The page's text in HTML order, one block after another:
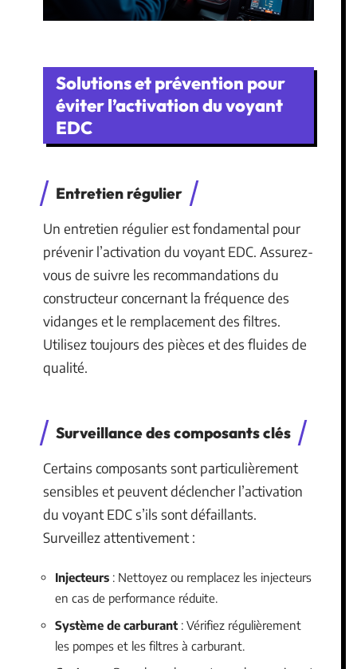
Solutions et prévention pour
éviter l’activation du voyant
EDC
Entretien régulier
Un entretien régulier est fondamental pour
prévenir l’activation du voyant EDC. Assurez-
vous de suivre les recommandations du
constructeur concernant la fréquence des
vidanges et le remplacement des filtres.
Utilisez toujours des pièces et des fluides de
qualité.
Surveillance des composants clés
Certains composants sont particulièrement
sensibles et peuvent déclencher l’activation
du voyant EDC s’ils sont défaillants.
Surveillez attentivement :
Injecteurs : Nettoyez ou remplacez les injecteurs
en cas de performance réduite.
Système de carburant : Vérifiez régulièrement
les pompes et les filtres à carburant.